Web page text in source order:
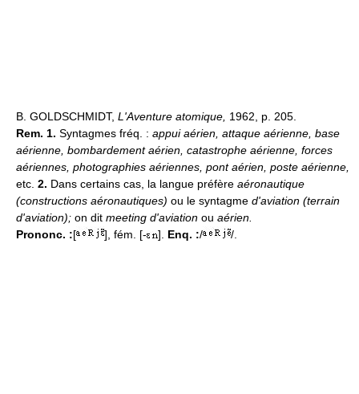
B. GOLDSCHMIDT, L'Aventure atomique, 1962, p. 205.
Rem. 1. Syntagmes fréq. : appui aérien, attaque aérienne, base
aérienne, bombardement aérien, catastrophe aérienne, forces
aériennes, photographies aériennes, pont aérien, poste aérienne,
etc. 2. Dans certains cas, la langue préfère aéronautique
(constructions aéronautiques) ou le syntagme d'aviation (terrain
d'aviation); on dit meeting d'aviation ou aérien.
Prononc. :[ ], fém. [- ]. Enq. :/ /.